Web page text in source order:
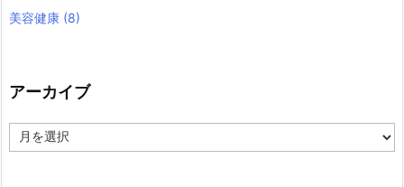
美容健康 (8)
アーカイブ
ー